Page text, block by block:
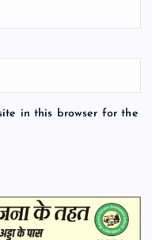
in this browser for the